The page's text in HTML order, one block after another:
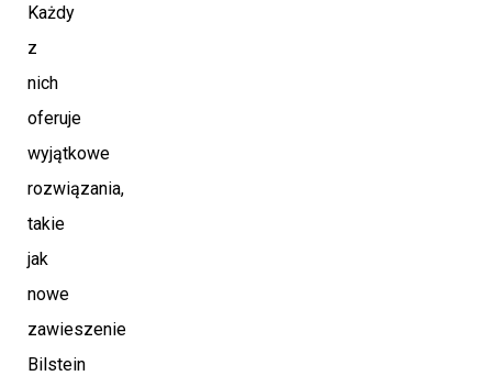
Każdy
z
nich
oferuje
wyjątkowe
rozwiązania,
takie
jak
nowe
zawieszenie
Bilstein